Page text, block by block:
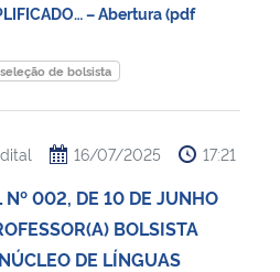
– Abertura (pdf
seleção de bolsista
16/07/2025 17:21
002, DE 10 DE JUNHO
BOLSISTA
DE LÍNGUAS